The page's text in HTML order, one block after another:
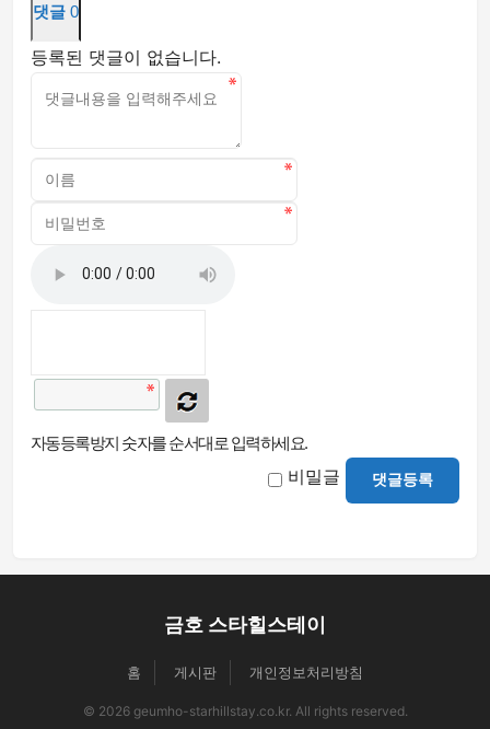
댓글 0
등록된 댓글이 없습니다.
자동등록방지 숫자를 순서대로 입력하세요.
비밀글 댓글등록
금호 스타힐스테이
홈 게시판 개인정보처리방침
© 2026 geumho-starhillstay.co.kr. All rights reserved.